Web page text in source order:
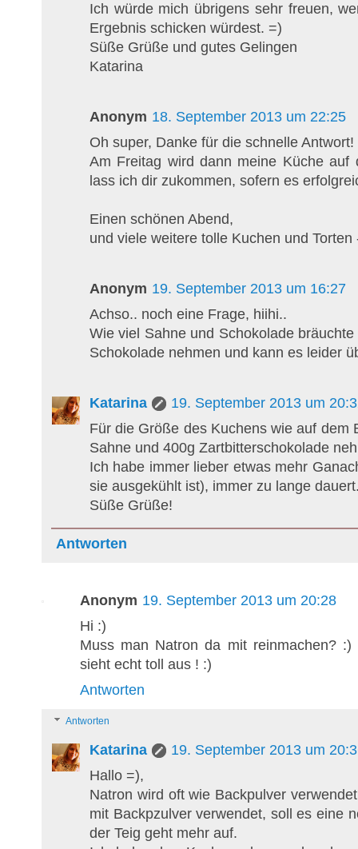
Ich würde mich übrigens sehr freuen,
Ergebnis schicken würdest. =)
Süße Grüße und gutes Gelingen
Katarina
Anonym 18. September 2013 um 22:25
Oh super, Danke für die schnelle Antwort!
Am Freitag wird dann meine Küche auf
lass ich dir zukommen, sofern es
Einen schönen Abend,
und viele weitere tolle Kuchen und
Anonym 19. September 2013 um 16:27
Achso.. noch eine Frage, hiihi..
Wie viel Sahne und Schokolade
Schokolade nehmen und kann es leider
Katarina
19. September 2013 um
Für die Größe des Kuchens wie auf dem
Sahne und 400g Zartbitterschokolade
Ich habe immer lieber etwas mehr
sie ausgekühlt ist), immer zu lange
Süße Grüße!
Antworten
Anonym 19. September 2013 um 20:28
Hi :)
Muss man Natron da mit reinmachen?
sieht echt toll aus ! :)
Antworten
Antworten
Katarina
19. September 2013 um
Hallo =),
Natron wird oft wie Backpulver
mit Backpzulver verwendet, soll es eine
der Teig geht mehr auf.